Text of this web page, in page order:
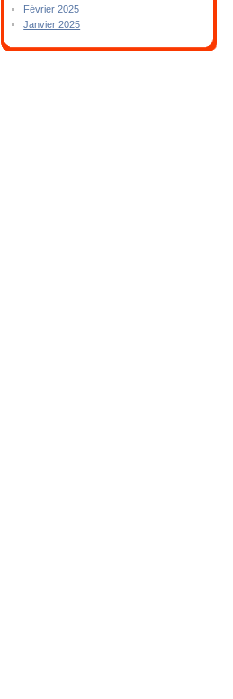
Février 2025
Janvier 2025